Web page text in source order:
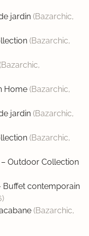
jardin (Bazarchic,
(Bazarchic,
Home (Bazarchic,
jardin (Bazarchic,
(Bazarchic,
Outdoor Collection
Buffet contemporain
)
(Bazarchic,